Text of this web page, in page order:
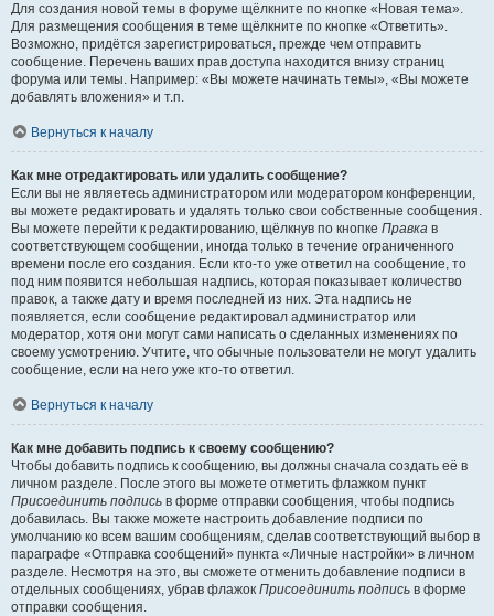
Для создания новой темы в форуме щёлкните по кнопке «Новая тема».
Для размещения сообщения в теме щёлкните по кнопке «Ответить».
Возможно, придётся зарегистрироваться, прежде чем отправить
сообщение. Перечень ваших прав доступа находится внизу страниц
форума или темы. Например: «Вы можете начинать темы», «Вы можете
добавлять вложения» и т.п.
Вернуться к началу
Как мне отредактировать или удалить сообщение?
Если вы не являетесь администратором или модератором конференции,
вы можете редактировать и удалять только свои собственные сообщения.
Вы можете перейти к редактированию, щёлкнув по кнопке Правка в
соответствующем сообщении, иногда только в течение ограниченного
времени после его создания. Если кто-то уже ответил на сообщение, то
под ним появится небольшая надпись, которая показывает количество
правок, а также дату и время последней из них. Эта надпись не
появляется, если сообщение редактировал администратор или
модератор, хотя они могут сами написать о сделанных изменениях по
своему усмотрению. Учтите, что обычные пользователи не могут удалить
сообщение, если на него уже кто-то ответил.
Вернуться к началу
Как мне добавить подпись к своему сообщению?
Чтобы добавить подпись к сообщению, вы должны сначала создать её в
личном разделе. После этого вы можете отметить флажком пункт
Присоединить подпись в форме отправки сообщения, чтобы подпись
добавилась. Вы также можете настроить добавление подписи по
умолчанию ко всем вашим сообщениям, сделав соответствующий выбор в
параграфе «Отправка сообщений» пункта «Личные настройки» в личном
разделе. Несмотря на это, вы сможете отменить добавление подписи в
отдельных сообщениях, убрав флажок Присоединить подпись в форме
отправки сообщения.